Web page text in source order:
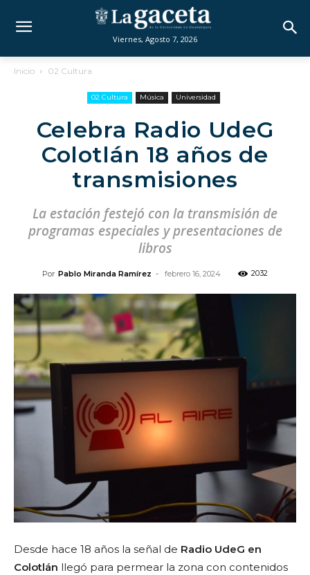
Viernes, Agosto 7, 2026
Inicio 02 Cultura
02 Cultura Música Universidad
Celebra Radio UdeG
Colotlán 18 años de
transmisiones
La estación festejó con la transmisión de
programas especiales y presentaciones de
libros
Por Pablo Miranda Ramírez - febrero 16, 2024 2032
Desde hace 18 años la señal de Radio UdeG en
Colotlán llegó para permear la zona con contenidos